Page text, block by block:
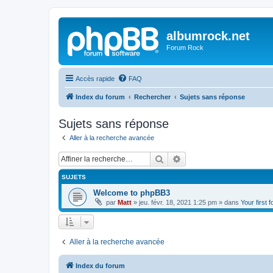
albumrock.net
Forum Rock
Accès rapide FAQ
Index du forum Rechercher Sujets sans réponse
Sujets sans réponse
Aller à la recherche avancée
Rechercher
SUJETS
Welcome to phpBB3
par Matt » jeu. févr. 18, 2021 1:25 pm » dans Your first
Aller à la recherche avancée
Index du forum